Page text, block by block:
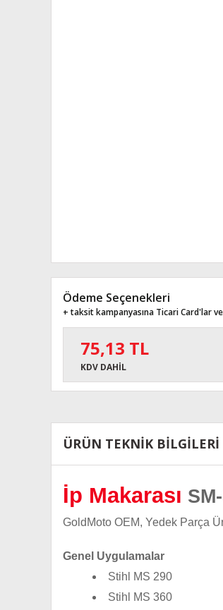
Ödeme Seçenekleri
+ taksit kampanyasına Ticari Card'lar
75,13 TL
KDV DAHİL
ÜRÜN TEKNİK BİLGİLERİ
İp Makarası
GoldMoto OEM, Yedek Parça
Genel Uygulamalar
Stihl MS 290
Stihl MS 360